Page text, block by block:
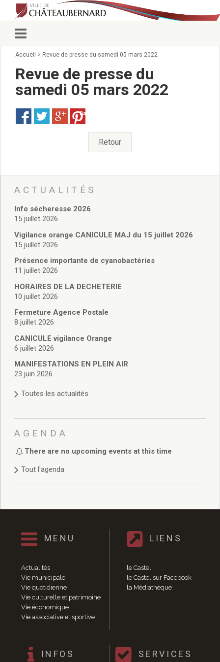
Vie municipale
Conseillers municipaux
Commissions 2026
Arrêtés du Maire
Services municipaux
Pour venir nous voir
administratives
Services Techniques
Affaires Scolaires
Vie associative
Police Municipale/règlementation
Cimetière/réglementation funéraire
Services en ligne
Licences boissons
Cadastre
Actes d’état civil
Budget de Fonctionnement
Budget d’Investissement
Conseils municipaux
Règlement du conseil municipal
Délibérations 2025
Délibérations 2022
Délibérations 2021
Délibérations 2020
Délibérations 2019
Délibérations 2018
Délibérations 2014
Délibérations 2013
Délibérations 2011
Délibérations 2010
Délibérations 2009
Délibérations 2008
Agenda réunions publiques
Marchés publics
Vie quotidienne
Accueil > Revue de presse du samedi 05 mars 2022
Revue de presse du
samedi 05 mars 2022
Save
Retour
ACTUALITÉS
Info sécheresse 2026
15 juillet 2026
Vigilance orange CANICULE MAJ du 15 juillet 2026
15 juillet 2026
Présence importante de cyanobactéries
11 juillet 2026
HORAIRES DE LA DECHETERIE
10 juillet 2026
Fermeture Agence Postale
8 juillet 2026
CANICULE vigilance Orange
6 juillet 2026
MANIFESTATIONS EN PLEIN AIR
23 juin 2026
Toutes les actualités
AGENDA
There are no upcoming events at this time
Tout l'agenda
MENU
Actualités
Vie municipale
Vie quotidienne
Vie culturelle et patrimoine
Vie économique
Vie associative et sportive
LIENS
le Castel
le Castel sur Facebook
la Médiathèque
INFOS SERVICES